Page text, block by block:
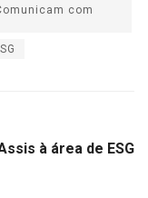
com
à área de ESG